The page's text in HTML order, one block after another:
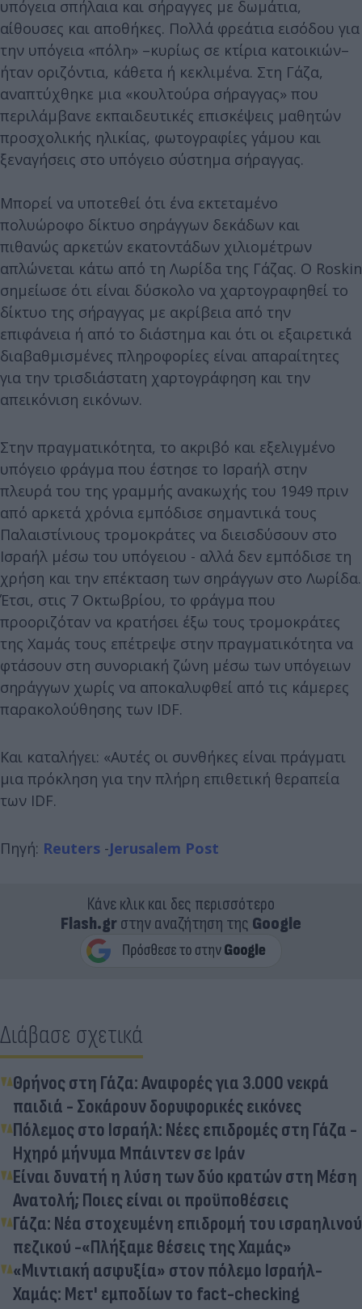
υπόγεια σπήλαια και σήραγγες με δωμάτια,
αίθουσες και αποθήκες. Πολλά φρεάτια εισόδου για
την υπόγεια «πόλη» –κυρίως σε κτίρια κατοικιών–
ήταν οριζόντια, κάθετα ή κεκλιμένα. Στη Γάζα,
αναπτύχθηκε μια «κουλτούρα σήραγγας» που
περιλάμβανε εκπαιδευτικές επισκέψεις μαθητών
προσχολικής ηλικίας, φωτογραφίες γάμου και
ξεναγήσεις στο υπόγειο σύστημα σήραγγας.
Μπορεί να υποτεθεί ότι ένα εκτεταμένο
πολυώροφο δίκτυο σηράγγων δεκάδων και
πιθανώς αρκετών εκατοντάδων χιλιομέτρων
απλώνεται κάτω από τη Λωρίδα της Γάζας. Ο Roskin
σημείωσε ότι είναι δύσκολο να χαρτογραφηθεί το
δίκτυο της σήραγγας με ακρίβεια από την
επιφάνεια ή από το διάστημα και ότι οι εξαιρετικά
διαβαθμισμένες πληροφορίες είναι απαραίτητες
για την τρισδιάστατη χαρτογράφηση και την
απεικόνιση εικόνων.
Στην πραγματικότητα, το ακριβό και εξελιγμένο
υπόγειο φράγμα που έστησε το Ισραήλ στην
πλευρά του της γραμμής ανακωχής του 1949 πριν
από αρκετά χρόνια εμπόδισε σημαντικά τους
Παλαιστίνιους τρομοκράτες να διεισδύσουν στο
Ισραήλ μέσω του υπόγειου - αλλά δεν εμπόδισε τη
χρήση και την επέκταση των σηράγγων στο Λωρίδα.
Έτσι, στις 7 Οκτωβρίου, το φράγμα που
προοριζόταν να κρατήσει έξω τους τρομοκράτες
της Χαμάς τους επέτρεψε στην πραγματικότητα να
φτάσουν στη συνοριακή ζώνη μέσω των υπόγειων
σηράγγων χωρίς να αποκαλυφθεί από τις κάμερες
παρακολούθησης των IDF.
Και καταλήγει: «Αυτές οι συνθήκες είναι πράγματι
μια πρόκληση για την πλήρη επιθετική θεραπεία
των IDF.
Πηγή: Reuters -Jerusalem Post
Κάνε κλικ και δες περισσότερο
Flash.grστην αναζήτηση της Google
Διάβασε σχετικά
Θρήνος στη Γάζα: Αναφορές για 3.000 νεκρά
παιδιά - Σοκάρουν δορυφορικές εικόνες
Πόλεμος στο Ισραήλ: Νέες επιδρομές στη Γάζα -
Ηχηρό μήνυμα Μπάιντεν σε Ιράν
Είναι δυνατή η λύση των δύο κρατών στη Μέση
Ανατολή; Ποιες είναι οι προϋποθέσεις
Γάζα: Νέα στοχευμένη επιδρομή του ισραηλινού
πεζικού -«Πλήξαμε θέσεις της Χαμάς»
«Μιντιακή ασφυξία» στον πόλεμο Ισραήλ-
Χαμάς: Μετ' εμποδίων το fact-checking